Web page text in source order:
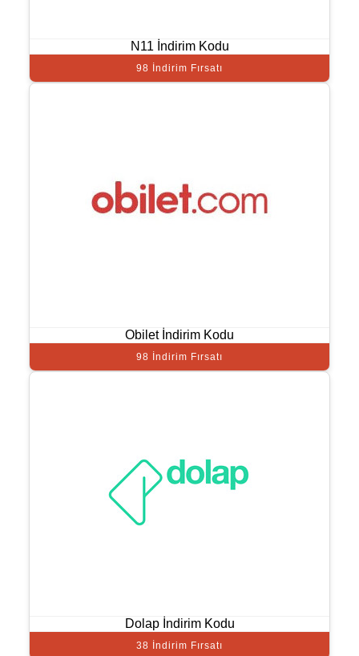
N11 İndirim Kodu
98 İndirim Fırsatı
Obilet İndirim Kodu
98 İndirim Fırsatı
Dolap İndirim Kodu
38 İndirim Fırsatı